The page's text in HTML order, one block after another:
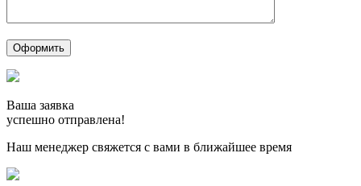
Ваша заявка
успешно отправлена!
Наш менеджер свяжется с вами в ближайшее время